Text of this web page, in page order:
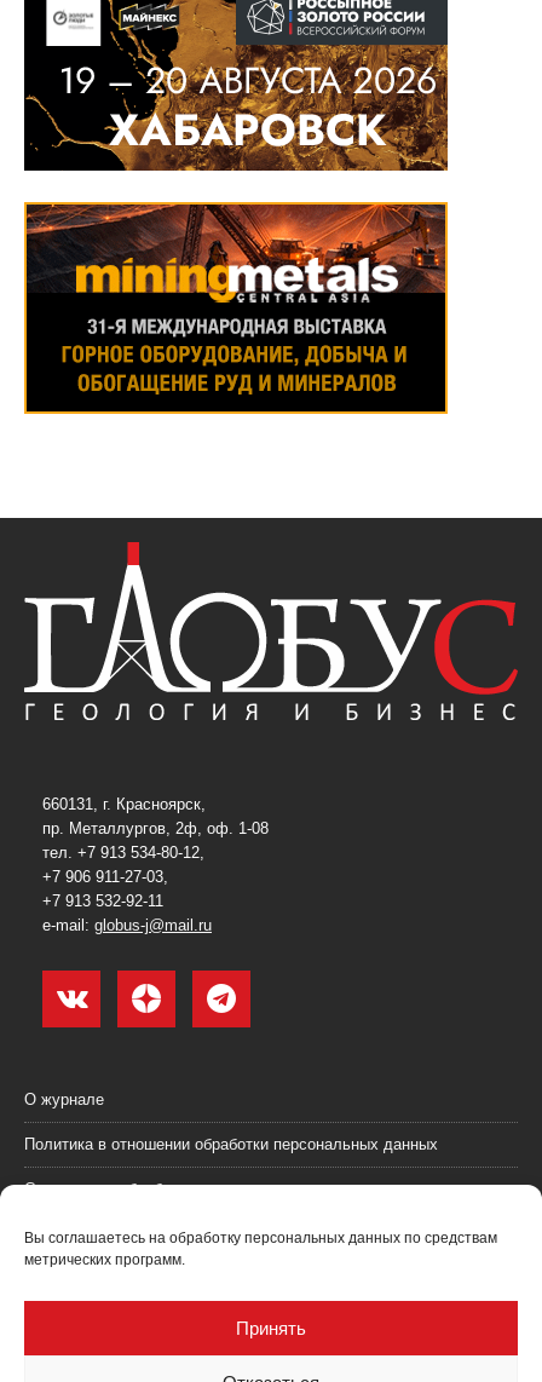
Вы соглашаетесь на обработку персональных данных по средствам
метрических программ.
Принять
660131, г. Красноярск,
пр. Металлургов, 2ф, оф. 1-08
тел. +7 913 534-80-12,
+7 906 911-27-03,
+7 913 532-92-11
e-mail: globus-j@mail.ru
О журнале
Политика в отношении обработки персональных данных
Согласие на обработку персональных данных
Пользовательское соглашение (оферта)